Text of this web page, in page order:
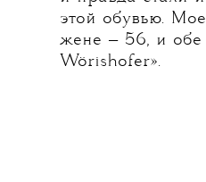
этой обувью.
жене — 56, и обе
Wörishofer».